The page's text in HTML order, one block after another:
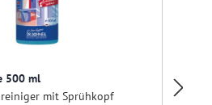
500 ml
mit Sprühkopf